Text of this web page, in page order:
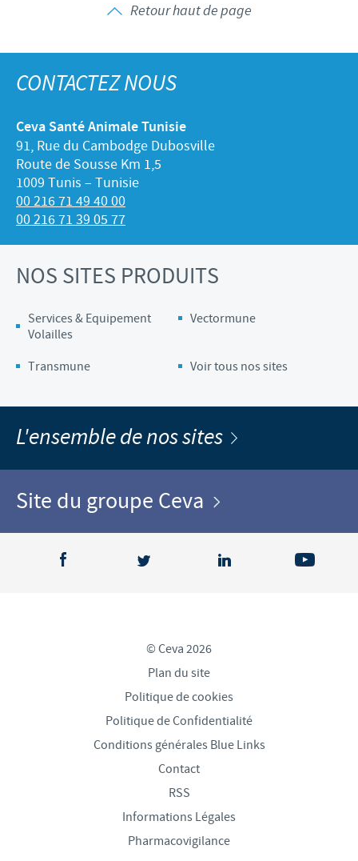
Retour haut de page
CONTACTEZ NOUS
Ceva Santé Animale Tunisie
91, Rue du Cambodge Dubosville
Route de Sousse Km 1,5
1009 Tunis – Tunisie
00 216 71 49 40 00
00 216 71 39 05 77
NOS SITES PRODUITS
Services & Equipement
Volailles
Vectormune
Transmune Voir tous nos sites
L'ensemble de nos sites
Site du groupe Ceva
© Ceva 2026
Plan du site
Politique de cookies
Politique de Confidentialité
Conditions générales Blue Links
Contact
RSS
Informations Légales
Pharmacovigilance